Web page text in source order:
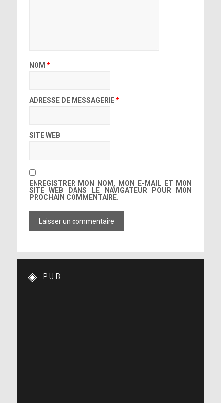
NOM *
ADRESSE DE MESSAGERIE*
SITE WEB
ENREGISTRER MON NOM, MON E-MAIL ET MON
SITE WEB DANS LE NAVIGATEUR POUR MON
PROCHAIN COMMENTAIRE.
PUB